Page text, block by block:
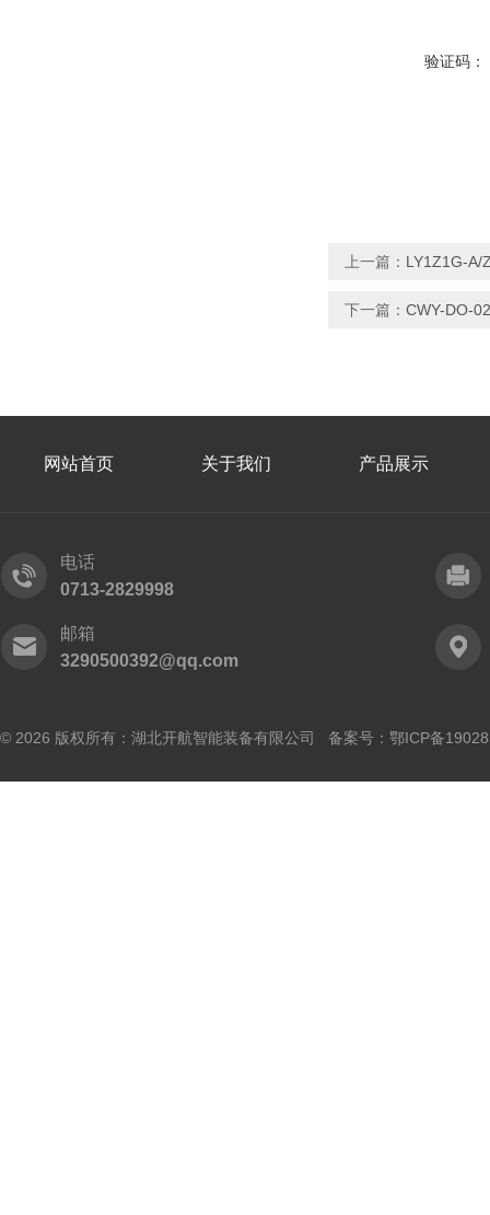
验证码：
上一篇： LY1Z1G-A/
下一篇： CWY-DO-
网站首页 关于我们 产品展示
电话
0713-2829998
邮箱
3290500392@qq.com
© 2026 版权所有：湖北开航智能装备有限公司 备案号： 鄂ICP备